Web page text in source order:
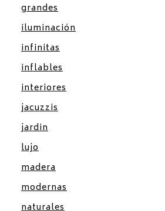
grandes
iluminación
infinitas
inflables
interiores
jacuzzis
jardin
lujo
madera
modernas
naturales